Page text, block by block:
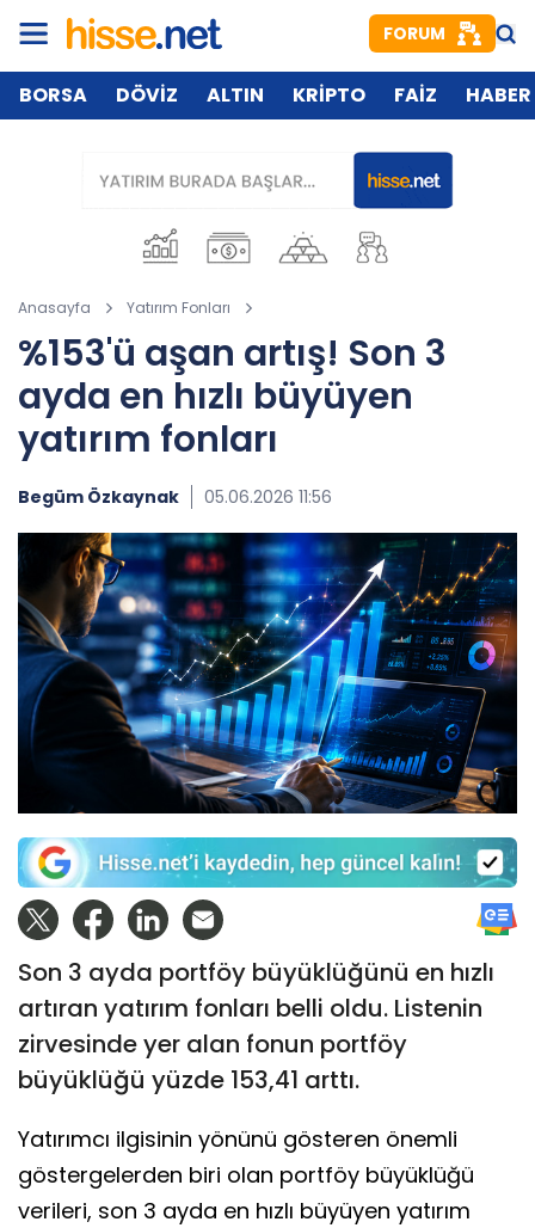
FORUM
BORSA DÖVİZ ALTIN KRİPTO FAİZ HABER
Anasayfa Yatırım Fonları
%153'ü aşan artış! Son 3
ayda en hızlı büyüyen
yatırım fonları
Begüm Özkaynak 05.06.2026 11:56
Son 3 ayda portföy büyüklüğünü en hızlı
artıran yatırım fonları belli oldu. Listenin
zirvesinde yer alan fonun portföy
büyüklüğü yüzde 153,41 arttı.
Yatırımcı ilgisinin yönünü gösteren önemli
göstergelerden biri olan portföy büyüklüğü
verileri, son 3 ayda en hızlı büyüyen yatırım